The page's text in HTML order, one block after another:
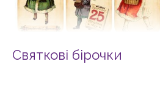
Святкові бірочки